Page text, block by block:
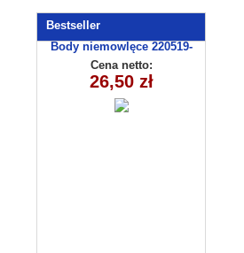
Bestseller
Body niemowlęce 220519-
14(56-74) 3szt
Cena netto:
26,50 zł